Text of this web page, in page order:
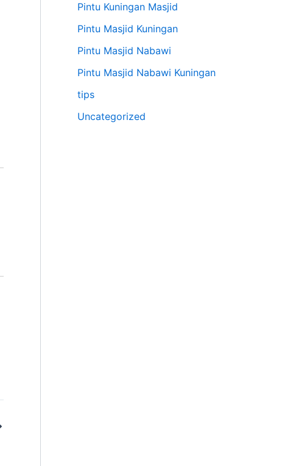
Pintu Kuningan Masjid
Pintu Masjid Kuningan
Pintu Masjid Nabawi
Pintu Masjid Nabawi Kuningan
tips
Uncategorized